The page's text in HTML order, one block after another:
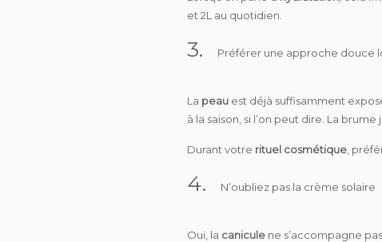
et 2L au quotidien.
3. Préférer une approche douce
La peau est déjà suffisamment
à la saison, si l’on peut dire. La
Durant votre rituel cosmétique ,
4. N’oubliez pas la crème solaire
Oui, la canicule ne s’accompagne pas